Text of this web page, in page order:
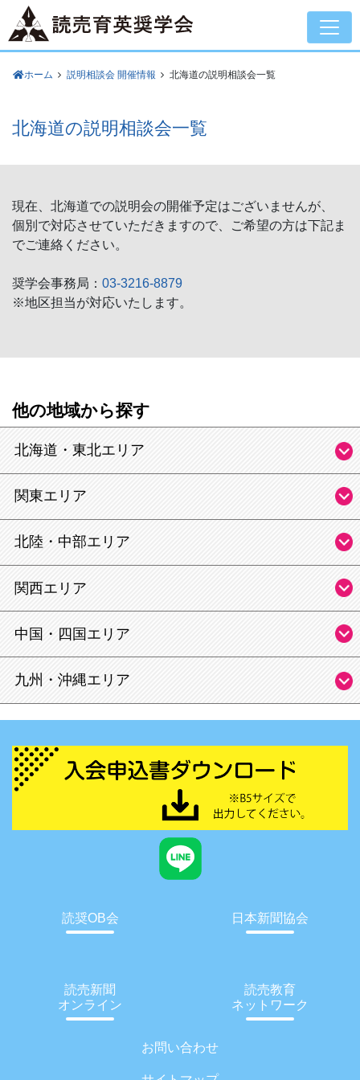
ホーム 説明相談会 開催情報 北海道の説明相談会一覧
北海道の説明相談会一覧
現在、北海道での説明会の開催予定はございませんが、
個別で対応させていただきますので、ご希望の方は下記ま
でご連絡ください。
奨学会事務局： 03-3216-8879
※地区担当が対応いたします。
他の地域から探す
北海道・東北エリア
関東エリア
北陸・中部エリア
関西エリア
中国・四国エリア
九州・沖縄エリア
読奨OB会 日本新聞協会
読売新聞
オンライン
読売教育
ネットワーク
お問い合わせ